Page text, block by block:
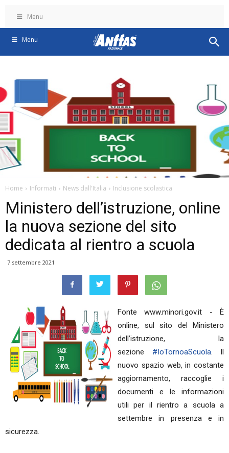
Menu
Menu
Home Informati News dall'Italia Inclusione scolastica
Ministero dell’istruzione, online
la nuova sezione del sito
dedicata al rientro a scuola
7 settembre 2021
Fonte www.minori.gov.it - È
online, sul sito del Ministero
dell’istruzione, la
sezione #IoTornoaScuola. Il
nuovo spazio web, in costante
aggiornamento, raccoglie i
documenti e le informazioni
utili per il rientro a scuola a
settembre in presenza e in
sicurezza.